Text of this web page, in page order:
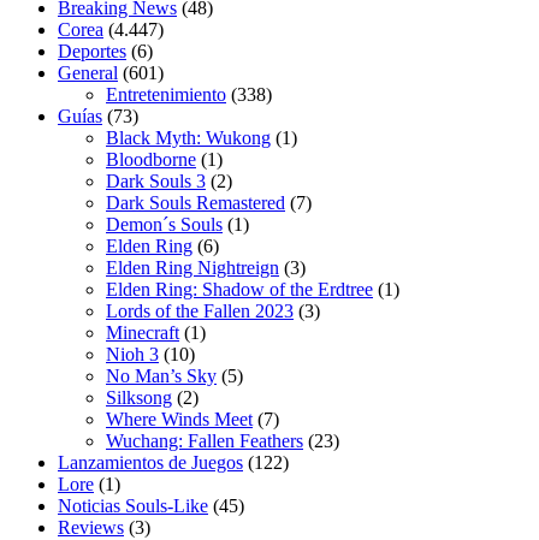
Breaking News (48)
Corea (4.447)
Deportes (6)
General (601)
Entretenimiento (338)
Guías (73)
Black Myth: Wukong (1)
Bloodborne (1)
Dark Souls 3 (2)
Dark Souls Remastered (7)
Demon´s Souls (1)
Elden Ring (6)
Elden Ring Nightreign (3)
Elden Ring: Shadow of the Erdtree (1)
Lords of the Fallen 2023 (3)
Minecraft (1)
Nioh 3 (10)
No Man’s Sky (5)
Silksong (2)
Where Winds Meet (7)
Wuchang: Fallen Feathers (23)
Lanzamientos de Juegos (122)
Lore (1)
Noticias Souls-Like (45)
Reviews (3)